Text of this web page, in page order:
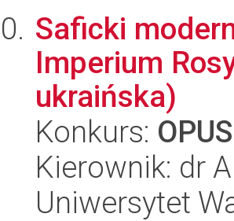
Saficki
Imperium
ukraińska)
Konkurs:
Kierownik: dr
Uniwersytet